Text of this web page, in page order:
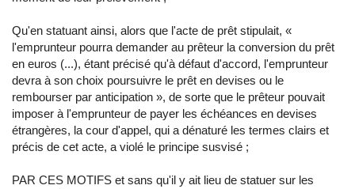
Qu'en statuant ainsi, alors que l'acte de prêt stipulait, «
l'emprunteur pourra demander au prêteur la conversion du prêt
en euros (...), étant précisé qu'à défaut d'accord, l'emprunteur
devra à son choix poursuivre le prêt en devises ou le
rembourser par anticipation », de sorte que le prêteur pouvait
imposer à l'emprunteur de payer les échéances en devises
étrangères, la cour d'appel, qui a dénaturé les termes clairs et
précis de cet acte, a violé le principe susvisé ;
PAR CES MOTIFS et sans qu'il y ait lieu de statuer sur les